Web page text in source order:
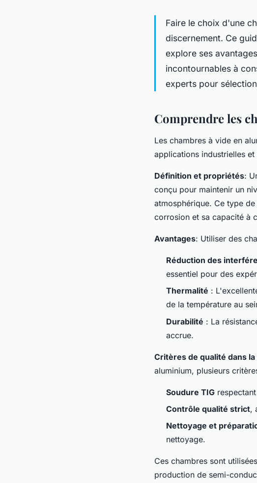
Faire le choix d'une
discernement. Ce
explore ses
incontournables à
experts pour
Comprendre les
Les chambres à vide en
applications industrielles et
Définition et propriétés:
conçu pour maintenir un
atmosphérique. Ce type
corrosion et sa capacité à
Avantages: Utiliser des
Réduction des
essentiel pour des
Thermalité :
de la température au
Durabilité : La
accrue.
Critères de qualité dans
aluminium, plusieurs
Soudure TIG
Contrôle qualité strict,
Nettoyage et
nettoyage.
Ces chambres sont
production de semi-